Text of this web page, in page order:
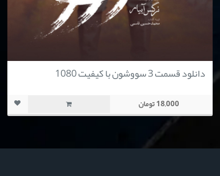
دانلود قسمت 3 سووشون با کیفیت 1080
18,000 تومان